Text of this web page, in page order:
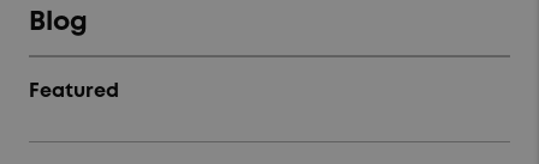
Blog
Featured